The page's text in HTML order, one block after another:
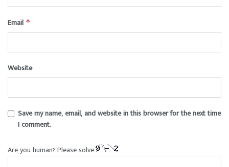
Email *
Website
Save my name, email, and website in this browser for the next time
I comment.
Are you human? Please solve: